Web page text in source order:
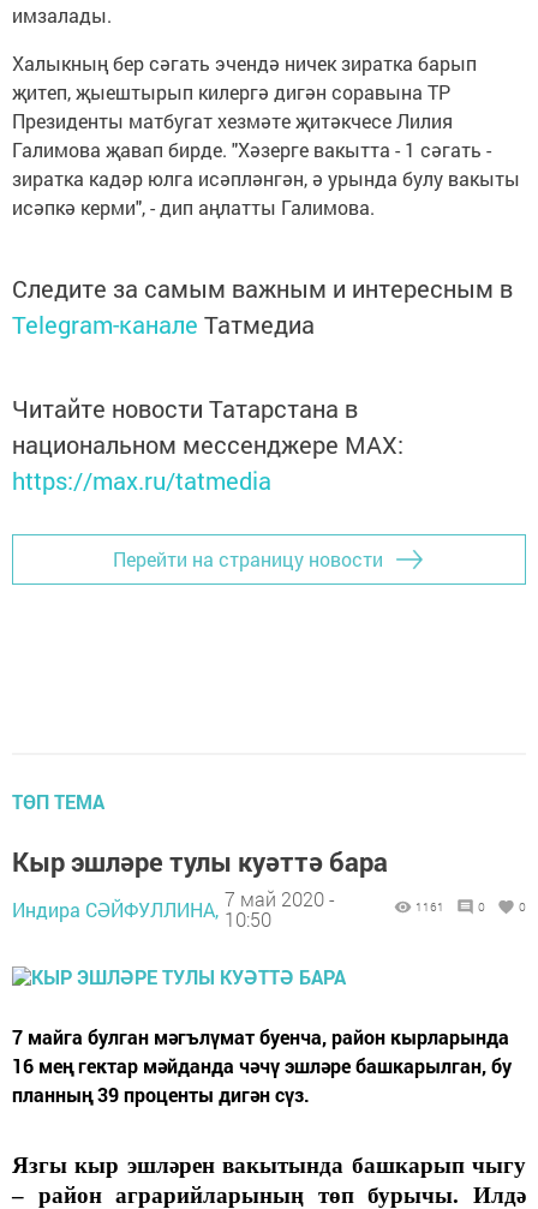
имзалады.
Халыкның бер сәгать эчендә ничек зиратка барып
җитеп, җыештырып килергә дигән соравына ТР
Президенты матбугат хезмәте җитәкчесе Лилия
Галимова җавап бирде. "Хәзерге вакытта - 1 сәгать -
зиратка кадәр юлга исәпләнгән, ә урында булу вакыты
исәпкә керми", - дип аңлатты Галимова.
Следите за самым важным и интересным в
Telegram-канале Татмедиа
Читайте новости Татарстана в
национальном мессенджере MАХ:
https://max.ru/tatmedia
Перейти на страницу новости
ТӨП ТЕМА
Кыр эшләре тулы куәттә бара
Индира СӘЙФУЛЛИНА, 7 май 2020 -
10:50
1161 0 0
7 майга булган мәгълүмат буенча, район кырларында
16 мең гектар мәйданда чәчү эшләре башкарылган, бу
планның 39 проценты дигән сүз.
Язгы кыр эшләрен вакытында башкарып чыгу
– район аграрийларының төп бурычы. Илдә